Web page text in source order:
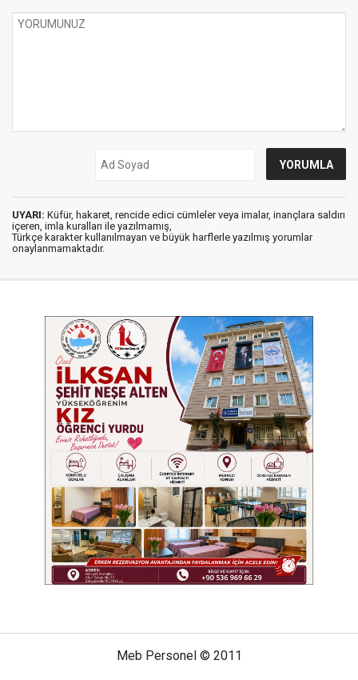
UYARI: Küfür, hakaret, rencide edici cümleler veya imalar, inançlara saldırı
içeren, imla kuralları ile yazılmamış,
Türkçe karakter kullanılmayan ve büyük harflerle yazılmış yorumlar
onaylanmamaktadır.
Meb Personel © 2011